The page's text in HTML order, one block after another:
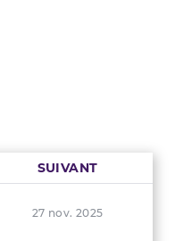
SUIVANT
27 nov. 2025